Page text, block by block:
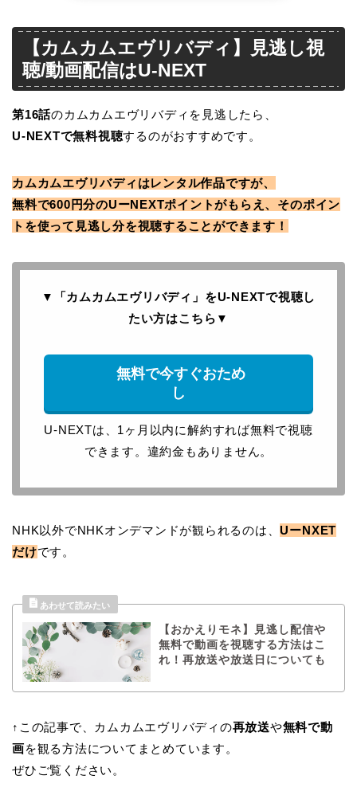
【カムカムエヴリバディ】見逃し視
聴/動画配信はU-NEXT
第16話のカムカムエヴリバディを見逃したら、
U-NEXTで無料視聴するのがおすすめです。
カムカムエヴリバディはレンタル作品ですが、
無料で600円分のUーNEXTポイントがもらえ、そのポイン
トを使って見逃し分を視聴することができます！
▼「カムカムエヴリバディ」をU-NEXTで視聴し
たい方はこちら ▼
無料で今すぐおため
し
U-NEXTは、1ヶ月以内に解約すれば無料で視聴
できます。違約金もありません。
NHK以外でNHKオンデマンドが観られるのは、UーNXET
だけです。
【おかえりモネ】見逃し配信や
無料で動画を視聴する方法はこ
れ！再放送や放送日についても
↑この記事で、カムカムエヴリバディの再放送や無料で動
画を観る方法についてまとめています。
ぜひご覧ください。